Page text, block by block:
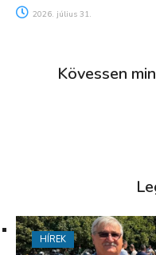
2026. július 31.
Kövessen
HÍREK